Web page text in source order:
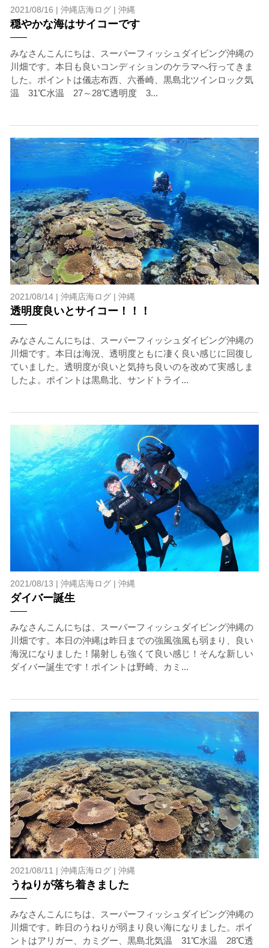
2021/08/16 | 沖縄店海ログ| 沖縄
穏やかな海はサイコーです
みなさんこんにちは、スーパーフィッシュダイビング沖縄の
川畑です。本日も良いコンディションのケラマへ行ってきま
した。ポイントは儀志布西、六番崎、黒島北ツインロック気
温 31℃水温 27～28℃透明度 3...
2021/08/14 | 沖縄店海ログ| 沖縄
透明度良いとサイコー！！！
みなさんこんにちは、スーパーフィッシュダイビング沖縄の
川畑です。本日は海況、透明度ともに凄く良い感じに回復し
ていました。透明度が良いと気持ち良いのを改めて実感しま
したよ。ポイントは黒島北、サンドトライ...
2021/08/13 | 沖縄店海ログ| 沖縄
ダイバー誕生
みなさんこんにちは、スーパーフィッシュダイビング沖縄の
川畑です。本日の沖縄は昨日までの強風強風も弱まり、良い
海況になりました！陽射しも強くて良い感じ！そんな新しい
ダイバー誕生です！ポイントは野崎、カミ...
2021/08/11 | 沖縄店海ログ| 沖縄
うねりが落ち着きました
みなさんこんにちは、スーパーフィッシュダイビング沖縄の
川畑です。昨日のうねりが弱まり良い海になりました。ポイ
ントはアリガー、カミグー、黒島北気温 31℃水温 28℃透